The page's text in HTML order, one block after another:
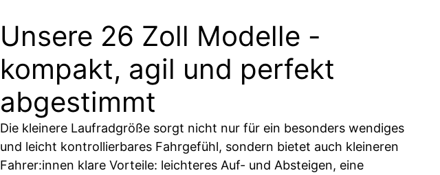
Unsere 26 Zoll Modelle -
kompakt, agil und perfekt
abgestimmt
Die kleinere Laufradgröße sorgt nicht nur für ein besonders wendiges
und leicht kontrollierbares Fahrgefühl, sondern bietet auch kleineren
Fahrer:innen klare Vorteile: leichteres Auf- und Absteigen, eine